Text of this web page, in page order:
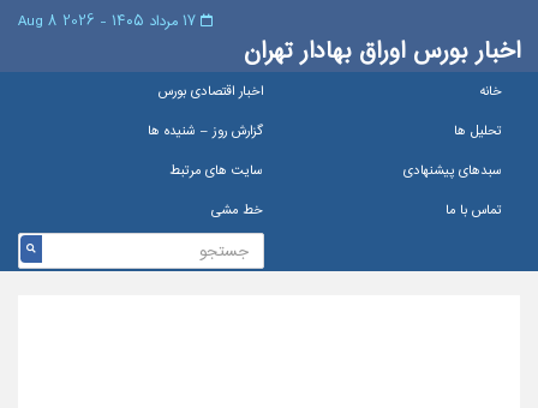
اخبار بورس اوراق بهادار تهران
خانه
اخبار اقتصادی بورس
تحلیل ها
گزارش روز – شنيده ها
سبدهای پیشنهادی
سایت های مرتبط
تماس با ما
خط مشی